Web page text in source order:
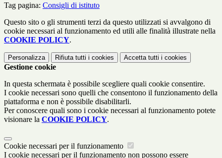
Tag pagina: Consigli di istituto
Questo sito o gli strumenti terzi da questo utilizzati si avvalgono di
cookie necessari al funzionamento ed utili alle finalità illustrate nella
COOKIE POLICY.
Personalizza Rifiuta tutti i cookies Accetta tutti i cookies
Gestione cookie
In questa schermata è possibile scegliere quali cookie consentire.
I cookie necessari sono quelli che consentono il funzionamento della
piattaforma e non è possibile disabilitarli.
Per conoscere quali sono i cookie necessari al funzionamento potete
visionare la COOKIE POLICY.
Cookie necessari per il funzionamento
I cookie necessari per il funzionamento non possono essere